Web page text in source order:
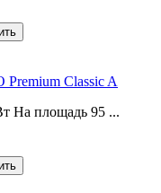
Classic A
На площадь 95 ...